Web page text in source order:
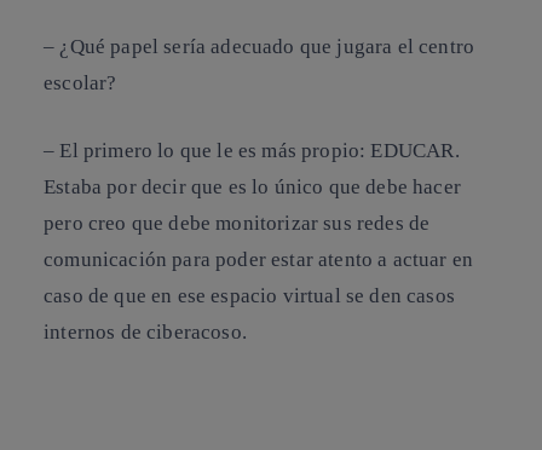
– ¿Qué papel sería adecuado que jugara el centro
escolar?
– El primero lo que le es más propio:EDUCAR.
Estaba por decir que es lo único que debe hacer
pero creo que debemonitorizar sus redes de
comunicación para poder estar atento a actuar en
caso de que en ese espacio virtual se den casos
internos deciberacoso.